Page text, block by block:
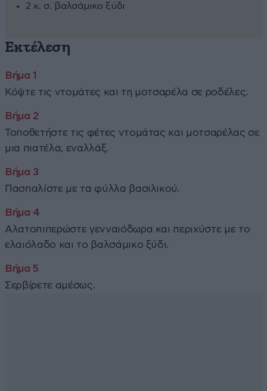
2 κ. σ. βαλσάμικο ξύδι
Εκτέλεση
Κόψτε τις ντομάτες και τη μοτσαρέλα σε ροδέλες.
Τοποθετήστε τις φέτες ντομάτας και μοτσαρέλας σε
μια πιατέλα, εναλλάξ.
Πασπαλίστε με τα φύλλα βασιλικού.
Αλατοπιπερώστε γενναιόδωρα και περιχύστε με το
ελαιόλαδο και το βαλσάμικο ξύδι.
Σερβίρετε αμέσως.